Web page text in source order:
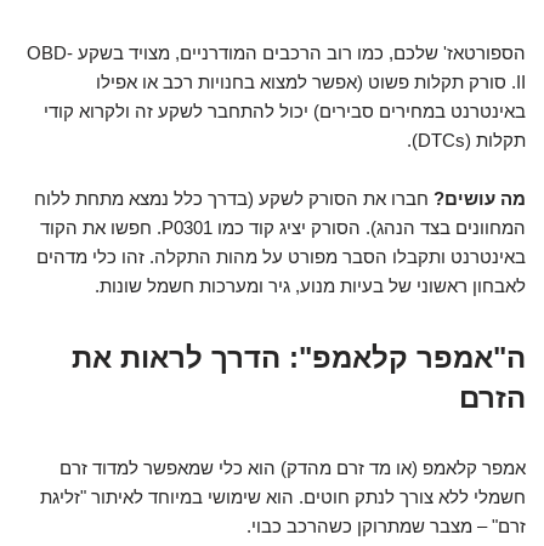
הספורטאז' שלכם, כמו רוב הרכבים המודרניים, מצויד בשקע OBD-
II. סורק תקלות פשוט (אפשר למצוא בחנויות רכב או אפילו
באינטרנט במחירים סבירים) יכול להתחבר לשקע זה ולקרוא קודי
תקלות (DTCs).
מה עושים? חברו את הסורק לשקע (בדרך כלל נמצא מתחת ללוח
המחוונים בצד הנהג). הסורק יציג קוד כמו P0301. חפשו את הקוד
באינטרנט ותקבלו הסבר מפורט על מהות התקלה. זהו כלי מדהים
לאבחון ראשוני של בעיות מנוע, גיר ומערכות חשמל שונות.
ה"אמפר קלאמפ": הדרך לראות את
הזרם
אמפר קלאמפ (או מד זרם מהדק) הוא כלי שמאפשר למדוד זרם
חשמלי ללא צורך לנתק חוטים. הוא שימושי במיוחד לאיתור "זליגת
זרם" – מצבר שמתרוקן כשהרכב כבוי.